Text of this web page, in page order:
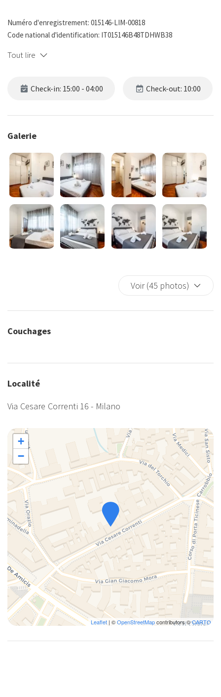
Numéro d'enregistrement: 015146-LIM-00818
Code national d'identification: IT015146B48TDHWB38
Tout lire
Check-in: 15:00 - 04:00 Check-out: 10:00
Galerie
Voir (45 photos)
Couchages
Localité
Via Cesare Correnti 16 - Milano
+
−
Leaflet | ©OpenStreetMapcontributors ©CARTO